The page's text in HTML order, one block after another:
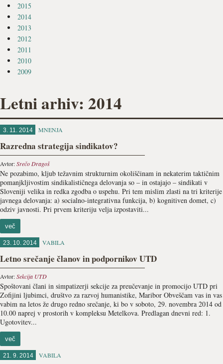
2015
2014
2013
2012
2011
2010
2009
Letni arhiv: 2014
3. 11. 2014 MNENJA
Razredna strategija sindikatov?
Avtor:Srečo Dragoš
Ne pozabimo, kljub težavnim strukturnim okoliščinam in nekaterim taktičnim
pomanjkljivostim sindikalističnega delovanja so – in ostajajo – sindikati v
Sloveniji velika in redka zgodba o uspehu. Pri tem mislim zlasti na tri kriterije
javnega delovanja: a) socialno-integrativna funkcija, b) kognitiven domet, c)
odziv javnosti. Pri prvem kriteriju velja izpostaviti...
več
23. 10. 2014 VABILA
Letno srečanje članov in podpornikov UTD
Avtor:Sekcija UTD
Spoštovani člani in simpatizerji sekcije za preučevanje in promocijo UTD pri
Zofijini ljubimci, društvo za razvoj humanistike, Maribor Obveščam vas in vas
vabim na letos že drugo redno srečanje, ki bo v soboto, 29. novembra 2014 od
10.00 naprej v prostorih v kompleksu Metelkova. Predlagan dnevni red: 1.
Ugotovitev...
več
21. 9. 2014 VABILA